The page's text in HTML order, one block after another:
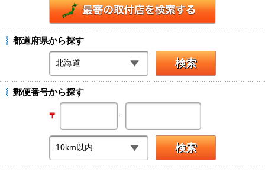
都道府県から探す
郵便番号から探す
〒 -